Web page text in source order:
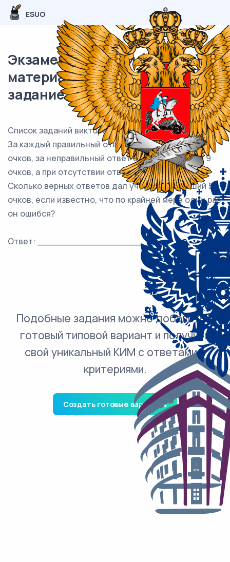
ESUO
Экзаменационный (типовой)
материал ЕГЭ / База / 21
задание / 128
Список заданий викторины состоял из 25 вопросов.
За каждый правильный ответ ученик получал 7
очков, за неправильный ответ с него списывали 9
очков, а при отсутствии ответа давали 0 очков.
Сколько верных ответов дал ученик, набравший 56
очков, если известно, что по крайней мере один раз
он ошибся?
Ответ: ___________________________.
Подобные задания можно добавить в
готовый типовой вариант и получить
свой уникальный КИМ с ответами и
критериями.
Создать готовые варианты